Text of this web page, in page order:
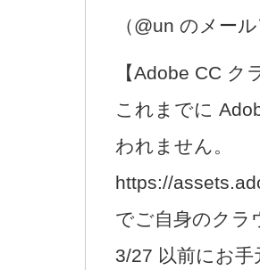
（@un のメー
【Adobe CC
これまでに
われません。
https://
でご自身のクラ
3/27 以前にお